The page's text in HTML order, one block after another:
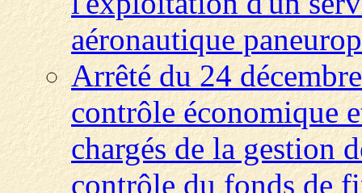
aéronautique
Arrêté du 24
contrôle économique
chargés de la gestion
contrôle du fonds de